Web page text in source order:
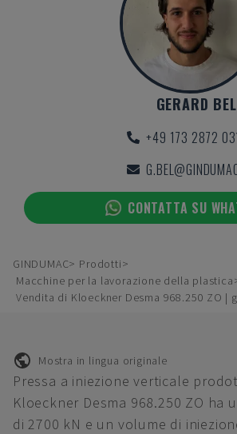
GERARD BEL
+49 173 2872
CONTATTA SU
GINDUMAC
Prodotti
Macchine per la lavorazione della plastica
Vendita di Kloeckner Desma 968.250 ZO |
Mostra in lingua originale
Pressa a iniezione verticale
Kloeckner Desma 968.250 ZO ha
di 2700 kN e un volume di